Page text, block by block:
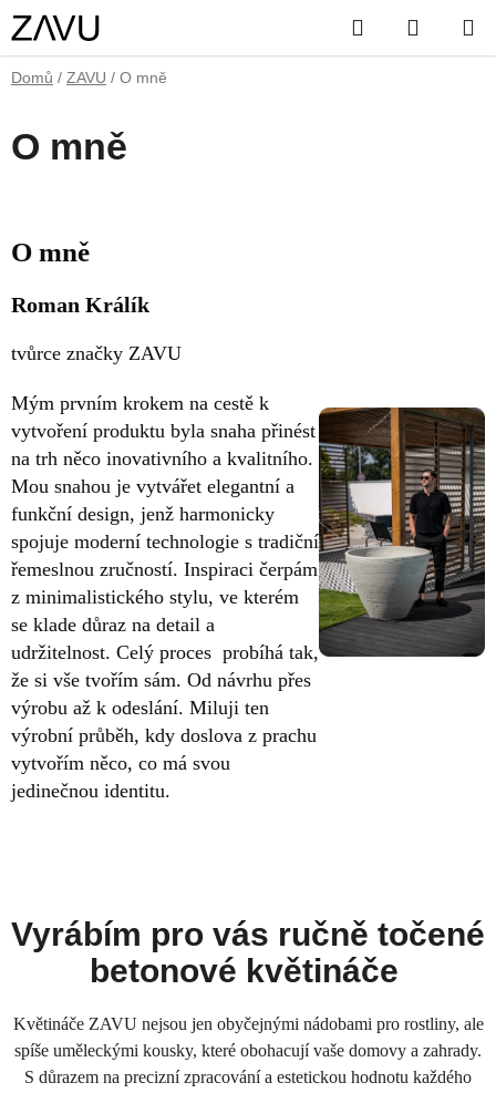
na
obsah
Hledat
KOŠÍK
Domů / ZAVU / O mně
O mně
O mně
Roman Králík
tvůrce značky ZAVU
Mým prvním krokem na cestě k
vytvoření produktu byla snaha přinést
na trh něco inovativního a kvalitního.
Mou snahou je vytvářet elegantní a
funkční design, jenž harmonicky
spojuje moderní technologie s tradiční
řemeslnou zručností. Inspiraci čerpám
z minimalistického stylu, ve kterém
se klade důraz na detail a
udržitelnost. Celý proces probíhá tak,
že si vše tvořím sám. Od návrhu přes
výrobu až k odeslání. Miluji ten
výrobní průběh, kdy doslova z prachu
vytvořím něco, co má svou
jedinečnou identitu.
Vyrábím pro vás ručně točené
betonové květináče
Květináče ZAVU nejsou jen obyčejnými nádobami pro rostliny, ale
spíše uměleckými kousky, které obohacují vaše domovy a zahrady.
S důrazem na precizní zpracování a estetickou hodnotu každého